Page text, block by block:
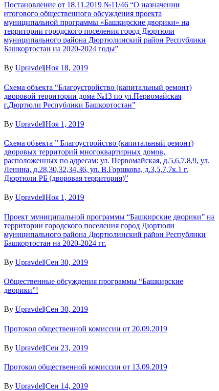
Постановление от 18.11.2019 №11/46 “О назначении
итогового общественного обсуждения проекта
муниципальной программы «Башкирские дворики» на
территории городского поселения город Дюртюли
муниципального района Дюртюлинский район Республики
Башкортостан на 2020-2024 годы”
By Upravdel|Ноя 18, 2019
Схема объекта “Благоустройство (капитальный ремонт)
дворовой территории дома №13 по ул.Первомайская
г.Дюртюли Республики Башкортостан”
By Upravdel|Ноя 1, 2019
Схема объекта ” Благоустройство (капитальный ремонт)
дворовых территорий многоквартирных домов,
расположенных по адресам: ул. Первомайская, д.5,6,7,8,9, ул.
Ленина, д.28,30,32,34,36, ул. В.Горшкова, д.3,5,7,7к.1 г.
Дюртюли РБ (дворовая территория)”
By Upravdel|Ноя 1, 2019
Проект муниципальной программы “Башкирские дворики” на
территории городского поселения город Дюртюли
муниципального района Дюртюлинский район Республики
Башкортостан на 2020-2024 гг.
By Upravdel|Сен 30, 2019
Общественные обсуждения программы “Башкирские
дворики”!
By Upravdel|Сен 30, 2019
Протокол общественной комиссии от 20.09.2019
By Upravdel|Сен 23, 2019
Протокол общественной комиссии от 13.09.2019
By Upravdel|Сен 14, 2019